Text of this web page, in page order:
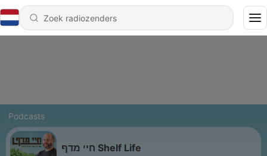
Podcasts
חיי מדף Shelf Life